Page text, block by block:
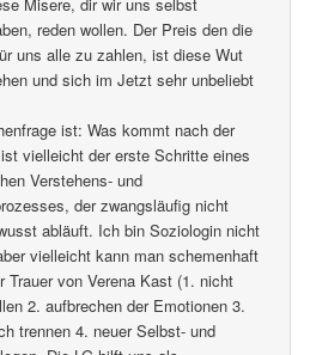
reden wollen. Der Preis den die
uns alle zu zahlen, ist diese Wut
und sich im Jetzt sehr unbeliebt
ist: Was kommt nach der
vielleicht der erste Schritte eines
Verstehens- und
der zwangsläufig nicht
abläuft. Ich bin Soziologin nicht
vielleicht kann man schemenhaft
Trauer von Verena Kast (1. nicht
2. aufbrechen der Emotionen 3.
trennen 4. neuer Selbst- und